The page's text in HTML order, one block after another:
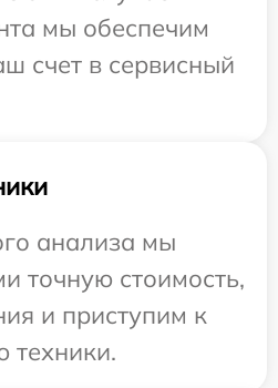
мы обеспечим
счет в сервисный
анализа мы
точную стоимость,
и приступим к
техники.